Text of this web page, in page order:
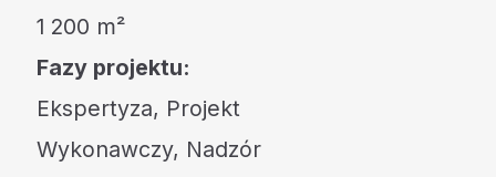
1 200 m²
Fazy projektu:
Ekspertyza, Projekt
Wykonawczy, Nadzór